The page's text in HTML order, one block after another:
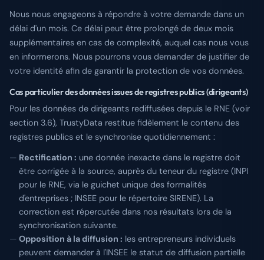
Nous nous engageons à répondre à votre demande dans un
délai d'un mois. Ce délai peut être prolongé de deux mois
supplémentaires en cas de complexité, auquel cas nous vous
en informerons. Nous pourrons vous demander de justifier de
votre identité afin de garantir la protection de vos données.
Cas particulier des données issues de registres publics (dirigeants)
Pour les données de dirigeants rediffusées depuis le RNE (voir
section 3.6), TrustyData restitue fidèlement le contenu des
registres publics et le synchronise quotidiennement :
Rectification : une donnée inexacte dans le registre doit
être corrigée à la source, auprès du teneur du registre (INPI
pour le RNE, via le guichet unique des formalités
d'entreprises ; INSEE pour le répertoire SIRENE). La
correction est répercutée dans nos résultats lors de la
synchronisation suivante.
Opposition à la diffusion : les entrepreneurs individuels
peuvent demander à l'INSEE le statut de diffusion partielle